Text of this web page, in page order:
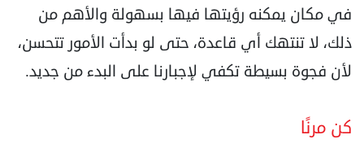
في مكان يمكنه رؤيتها فيها بسهولة والأهم من
ذلك، لا تنتهك أي قاعدة، حتى لو بدأت الأمور تتحسن،
لأن فجوة بسيطة تكفي لإجبارنا على البدء من جديد.
كن مرنًا